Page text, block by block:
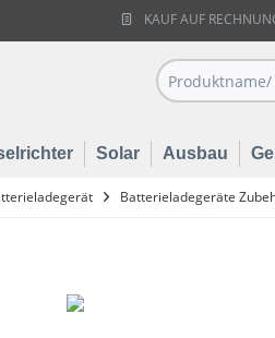
KAUF AUF
Solar Ausbau
Batterieladegeräte